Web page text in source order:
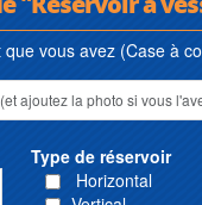
vous avez (Case à
Type de réservoir
Horizontal